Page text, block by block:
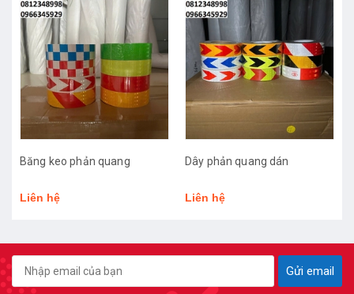
Băng keo phản quang
Liên hệ
Dây phản quang dán
Liên hệ
Gửi email